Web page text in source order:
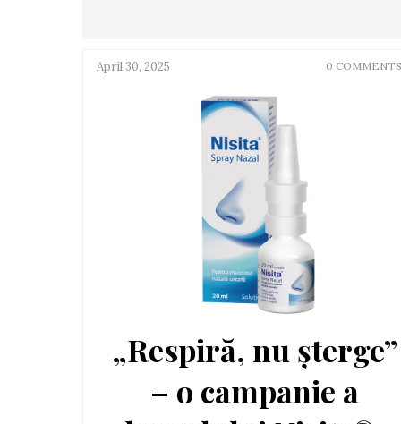
April 30, 2025 0 COMMENTS
„Respiră, nu șterge”
– o campanie a